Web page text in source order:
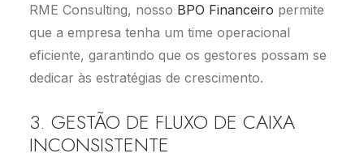
RME Consulting, nosso BPO Financeiro permite
que a empresa tenha um time operacional
eficiente, garantindo que os gestores possam se
dedicar às estratégias de crescimento.
3. GESTÃO DE FLUXO DE CAIXA
INCONSISTENTE